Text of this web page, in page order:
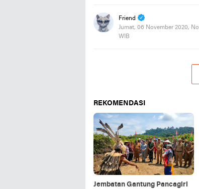
Friend
Jumat, 06 November 2020,
WIB
REKOMENDASI
Jembatan Gantung Pancagiri